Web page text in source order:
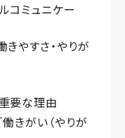
コミュニケー
やすさ・やりが
要な理由
きがい（やりが